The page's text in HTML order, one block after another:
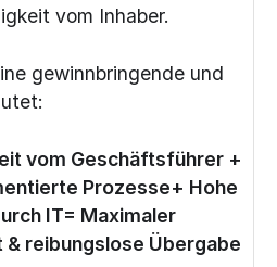
vom Inhaber.
gewinnbringende und
vom Geschäftsführer +
Prozesse+ Hohe
IT= Maximaler
reibungslose Übergabe